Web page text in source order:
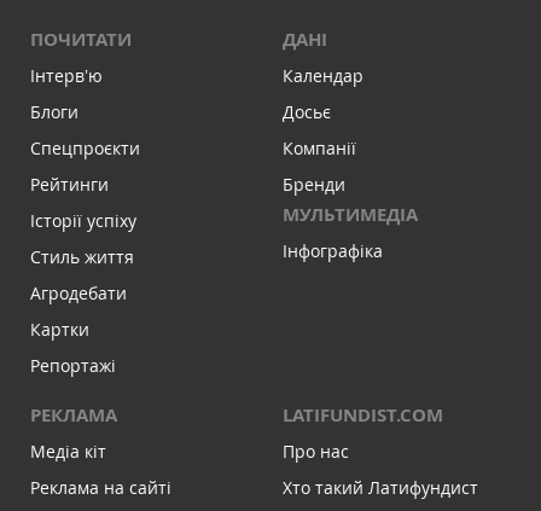
ПОЧИТАТИ
Інтервʼю
Блоги
Спецпроєкти
Рейтинги
Історії успіху
Стиль життя
Агродебати
Картки
Репортажі
ДАНІ
Календар
Досьє
Компанії
Бренди
МУЛЬТИМЕДІА
Інфографіка
РЕКЛАМА
Медіа кіт
Реклама на сайті
LATIFUNDIST.COM
Про нас
Хто такий Латифундист